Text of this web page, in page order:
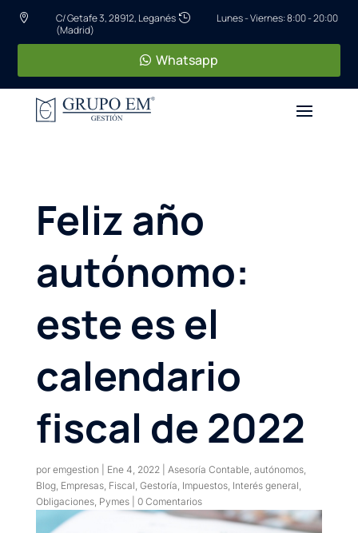

C/ Getafe 3, 28912, Leganés
(Madrid)
 Lunes - Viernes: 8:00 - 20:00
Whatsapp
Feliz año
autónomo:
este es el
calendario
fiscal de 2022
por emgestion Ene 4, 2022 Asesoría Contable, autónomos,
Blog, Empresas, Fiscal Gestoría Impuestos, Interés general
Obligaciones, Pymes| 0 Comentarios